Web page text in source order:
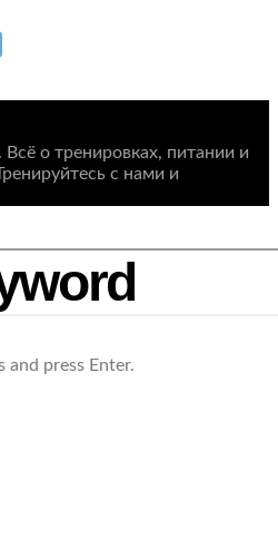
о тренировках, питании и
с нами и
and press Enter.